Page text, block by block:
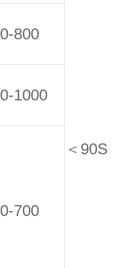
＜90S
0-800
0-1000
0-700